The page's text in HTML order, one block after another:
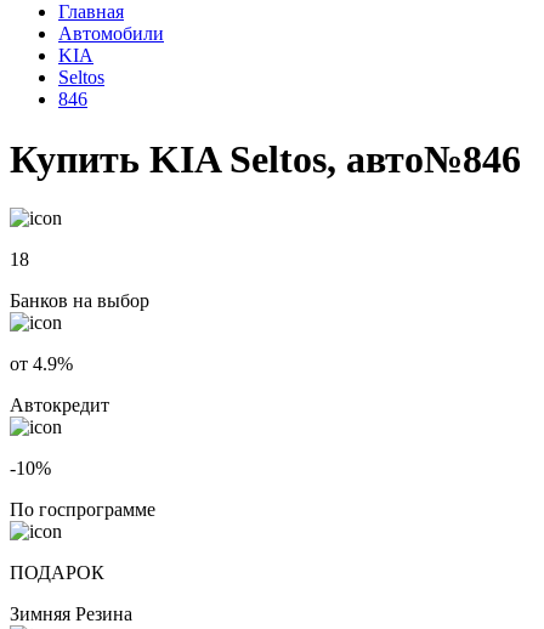
Главная
Автомобили
KIA
Seltos
846
Купить KIA Seltos, авто№846
18
Банков на выбор
от 4.9%
Автокредит
-10%
По госпрограмме
ПОДАРОК
Зимняя Резина